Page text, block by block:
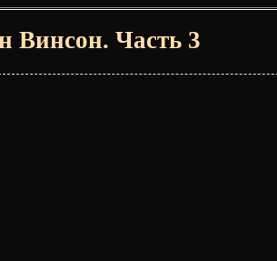
Винсон. Часть 3